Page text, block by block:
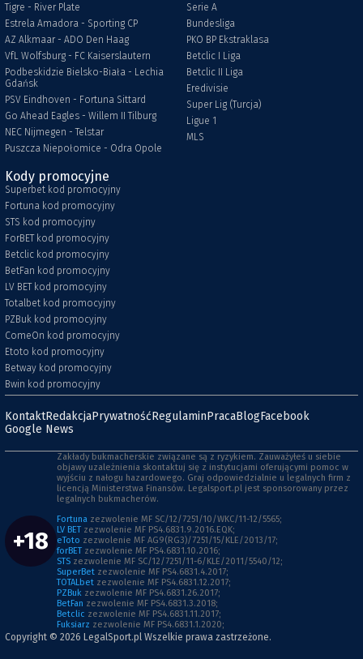
Tigre - River Plate
Estrela Amadora - Sporting CP
AZ Alkmaar - ADO Den Haag
VfL Wolfsburg - FC Kaiserslautern
Podbeskidzie Bielsko-Biała - Lechia
Gdańsk
PSV Eindhoven - Fortuna Sittard
Go Ahead Eagles - Willem II Tilburg
NEC Nijmegen - Telstar
Puszcza Niepołomice - Odra Opole
Serie A
Bundesliga
PKO BP Ekstraklasa
Betclic I Liga
Betclic II Liga
Eredivisie
Super Lig (Turcja)
Ligue 1
MLS
Kody promocyjne
Superbet kod promocyjny
Fortuna kod promocyjny
STS kod promocyjny
ForBET kod promocyjny
Betclic kod promocyjny
BetFan kod promocyjny
LV BET kod promocyjny
Totalbet kod promocyjny
PZBuk kod promocyjny
ComeOn kod promocyjny
Etoto kod promocyjny
Betway kod promocyjny
Bwin kod promocyjny
KontaktRedakcjaPrywatnośćRegulaminPracaBlogFacebook
Google News
+18
Zakłady bukmacherskie związane są z ryzykiem. Zauważyłeś u siebie
objawy uzależnienia skontaktuj się z instytucjami oferującymi pomoc w
wyjściu z nałogu hazardowego. Graj odpowiedzialnie u legalnych firm z
licencją Ministerstwa Finansów. Legalsport.pl jest sponsorowany przez
legalnych bukmacherów.
Fortuna zezwolenie MF SC/12/7251/10/WKC/11-12/5565;
LV BET zezwolenie MF PS4.6831.9.2016.EQK;
eToto zezwolenie MF AG9(RG3)/7251/15/KLE/2013/17;
forBET zezwolenie MF PS4.6831.10.2016;
STS zezwolenie MF SC/12/7251/11-6/KLE/2011/5540/12;
SuperBet zezwolenie MF PS4.6831.4.2017;
TOTALbet zezwolenie MF PS4.6831.12.2017;
PZBuk zezwolenie MF PS4.6831.26.2017;
BetFan zezwolenie MF PS4.6831.3.2018;
Betclic zezwolenie MF PS4.6831.11.2017;
Fuksiarz zezwolenie MF PS4.6831.1.2020;
Copyright © 2026 LegalSport.pl Wszelkie prawa zastrzeżone.